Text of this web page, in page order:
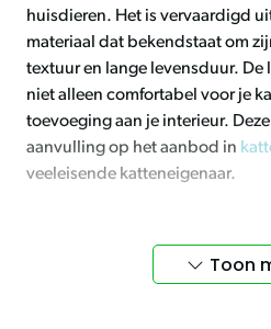
huisdieren. Het is vervaardigd
materiaal dat bekendstaat om
textuur en lange levensduur.
niet alleen comfortabel voor je
toevoeging aan je interieur.
aanvulling op het aanbod in
veeleisende katteneigenaar.
Toon